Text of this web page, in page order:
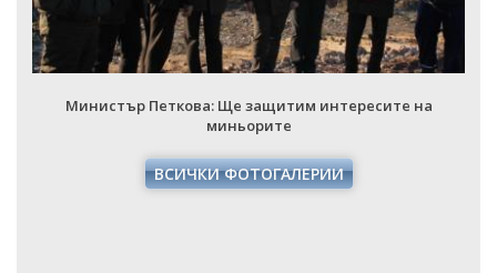
Министър Петкова: Ще защитим интересите на
миньорите
ВСИЧКИ ФОТОГАЛЕРИИ